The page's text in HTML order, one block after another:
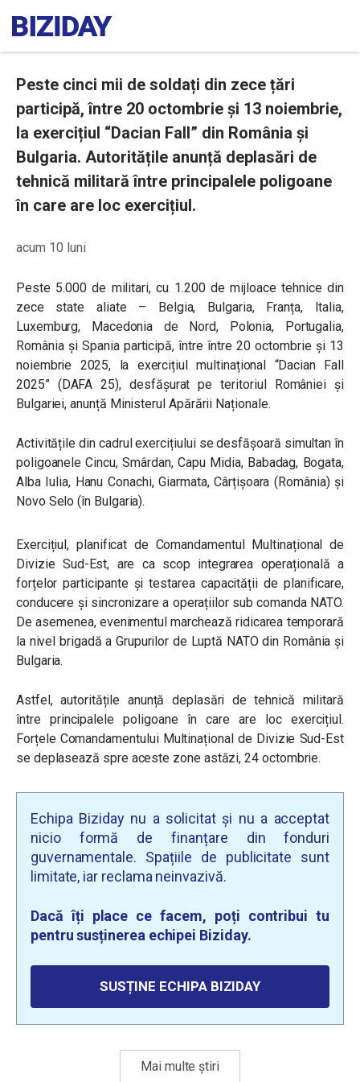
Peste cinci mii de soldați din zece țări
participă, între 20 octombrie și 13 noiembrie,
la exercițiul “Dacian Fall” din România și
Bulgaria. Autoritățile anunță deplasări de
tehnică militară între principalele poligoane
în care are loc exercițiul.
acum 10 luni
Peste 5.000 de militari, cu 1.200 de mijloace tehnice din
zece state aliate – Belgia, Bulgaria, Franța, Italia,
Luxemburg, Macedonia de Nord, Polonia, Portugalia,
România și Spania participă, între între 20 octombrie și 13
noiembrie 2025, la exercițiul multinațional “Dacian Fall
2025” (DAFA 25), desfășurat pe teritoriul României și
Bulgariei, anunță Ministerul Apărării Naționale.
Activitățile din cadrul exercițiului se desfășoară simultan în
poligoanele Cincu, Smârdan, Capu Midia, Babadag, Bogata,
Alba Iulia, Hanu Conachi, Giarmata, Cârțișoara (România) și
Novo Selo (în Bulgaria).
Exercițiul, planificat de Comandamentul Multinațional de
Divizie Sud-Est, are ca scop integrarea operațională a
forțelor participante și testarea capacității de planificare,
conducere și sincronizare a operațiilor sub comanda NATO.
De asemenea, evenimentul marchează ridicarea temporară
la nivel brigadă a Grupurilor de Luptă NATO din România și
Bulgaria.
Astfel, autoritățile anunță deplasări de tehnică militară
între principalele poligoane în care are loc exercițiul.
Forțele Comandamentului Multinațional de Divizie Sud-Est
se deplasează spre aceste zone astăzi, 24 octombrie.
Echipa Biziday nu a solicitat și nu a acceptat
nicio formă de finanțare din fonduri
guvernamentale. Spațiile de publicitate sunt
limitate, iar reclama neinvazivă.
Dacă îți place ce facem, poți contribui tu
pentru susținerea echipei Biziday.
SUSȚINE ECHIPA BIZIDAY
Mai multe știri